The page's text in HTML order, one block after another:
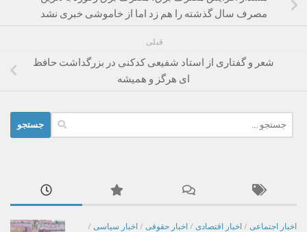
مصرف سال گذشته را هم زد اما از خاموشی خبری نشد
قبلی
شعر و گفتاری از استاد شفیعی کدکنی در بزرگداشت حافظ
ای هرگز و همیشه
برای:
اخبار اجتماعی / اخبار اقتصادی / اخبار حقوقی / اخبار سیاسی /